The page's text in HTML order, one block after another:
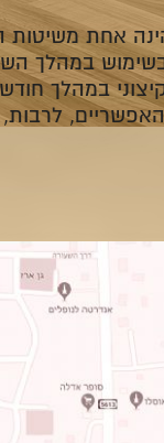
אחת משיטות
במהלך
במהלך